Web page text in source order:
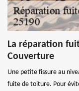
La réparation
Couverture
Une petite fissure au
fuite de toiture. Pour